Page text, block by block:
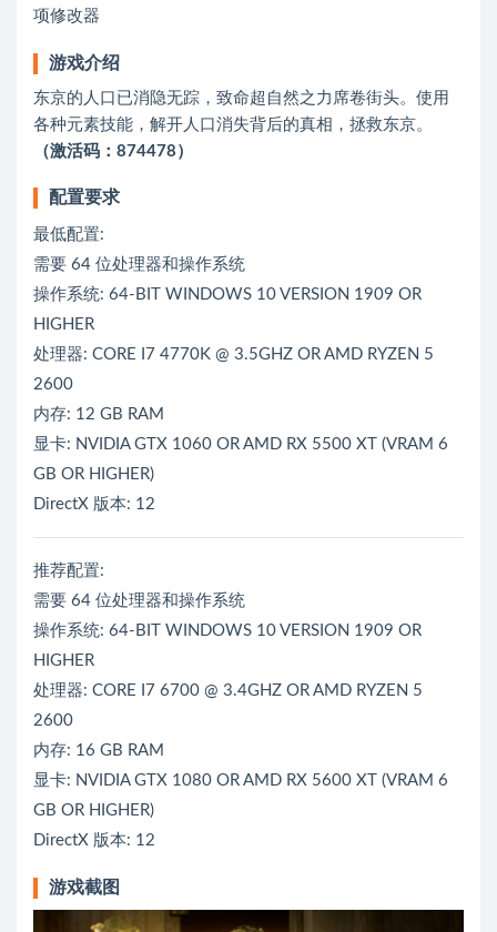
项修改器
游戏介绍
东京的人口已消隐无踪，致命超自然之力席卷街头。使用
各种元素技能，解开人口消失背后的真相，拯救东京。
（激活码：874478）
配置要求
最低配置:
需要 64 位处理器和操作系统
操作系统: 64-BIT WINDOWS 10 VERSION 1909 OR
HIGHER
处理器: CORE I7 4770K @ 3.5GHZ OR AMD RYZEN 5
2600
内存: 12 GB RAM
显卡: NVIDIA GTX 1060 OR AMD RX 5500 XT (VRAM 6
GB OR HIGHER)
DirectX 版本: 12
推荐配置:
需要 64 位处理器和操作系统
操作系统: 64-BIT WINDOWS 10 VERSION 1909 OR
HIGHER
处理器: CORE I7 6700 @ 3.4GHZ OR AMD RYZEN 5
2600
内存: 16 GB RAM
显卡: NVIDIA GTX 1080 OR AMD RX 5600 XT (VRAM 6
GB OR HIGHER)
DirectX 版本: 12
游戏截图